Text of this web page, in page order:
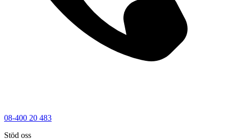
08-400 20 483
Stöd oss